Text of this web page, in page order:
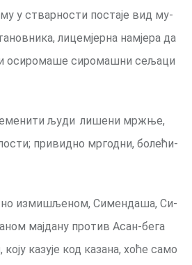
у ствар­но­сти по­ста­је вид му­
ли­це­мјер­на на­мје­ра да
оси­ро­ма­ше си­ро­ма­шни се­ља­ци
људи ли­шени мр­жње,
при­вид­но мр­год­ни, бо­ле­ћи­
из­ми­шље­ном, Си­мен­да­ша, Си­
мај­да­ну про­тив Асан-бе­га
ка­зу­је код ка­за­на, хо­ће са­мо